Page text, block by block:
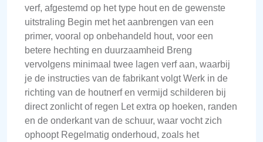
verf, afgestemd op het type hout en de gewenste
uitstraling Begin met het aanbrengen van een
primer, vooral op onbehandeld hout, voor een
betere hechting en duurzaamheid Breng
vervolgens minimaal twee lagen verf aan, waarbij
je de instructies van de fabrikant volgt Werk in de
richting van de houtnerf en vermijd schilderen bij
direct zonlicht of regen Let extra op hoeken, randen
en de onderkant van de schuur, waar vocht zich
ophoopt Regelmatig onderhoud, zoals het